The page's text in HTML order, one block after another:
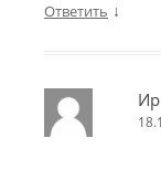
Ответить ↓